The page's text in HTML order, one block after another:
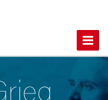
Toggle